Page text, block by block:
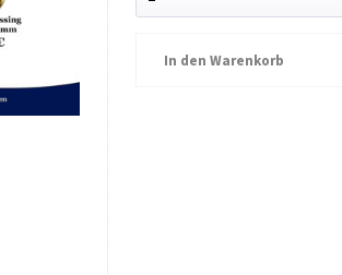
In den Warenkorb